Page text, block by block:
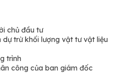
chủ đầu tư
trừ khối lượng vật tư vật liệu
trình
công của ban giám đốc